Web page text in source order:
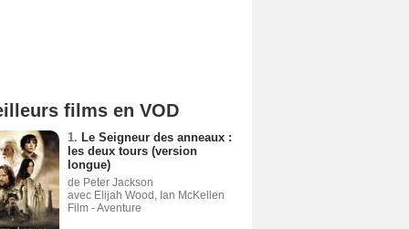
films en VOD
1. Le Seigneur des anneaux :
les deux tours (version
longue)
de Peter Jackson
avec Elijah Wood, Ian McKellen
Film - Aventure